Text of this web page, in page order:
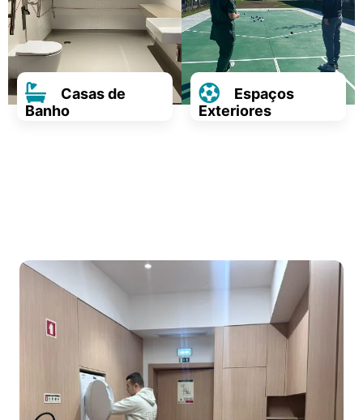
Casas de
Banho
Espaços
Exteriores